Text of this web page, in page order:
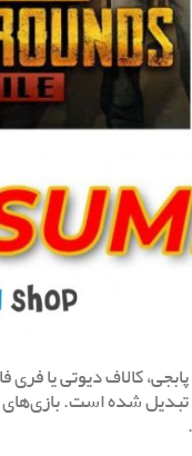
کالاف دیوتی یا
شده است. بازی‌های